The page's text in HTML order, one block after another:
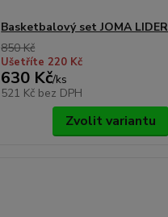
Basketbalový set JOMA LIDER
850 Kč
Ušetříte 220 Kč
630 Kč/ks
521 Kč bez DPH
Zvolit variantu